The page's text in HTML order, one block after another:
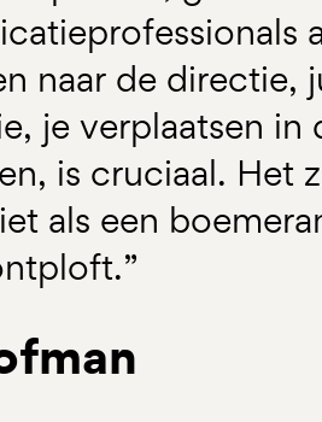
naar de directie,
je verplaatsen
is cruciaal. Het
als een